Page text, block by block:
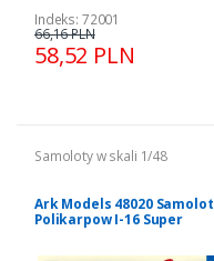
Indeks: 72001
58,52 PLN
66,16 PLN
Samoloty w skali 1/48
Ark Models 48020 Samolot
Polikarpow I-16 Super